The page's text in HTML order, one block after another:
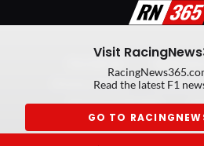
Privacy Policy
Created
Privacy manager
Visit
Read the latest F1
GO TO